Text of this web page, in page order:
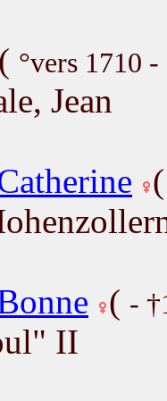
( °vers 1710 -
Jean
( -
II